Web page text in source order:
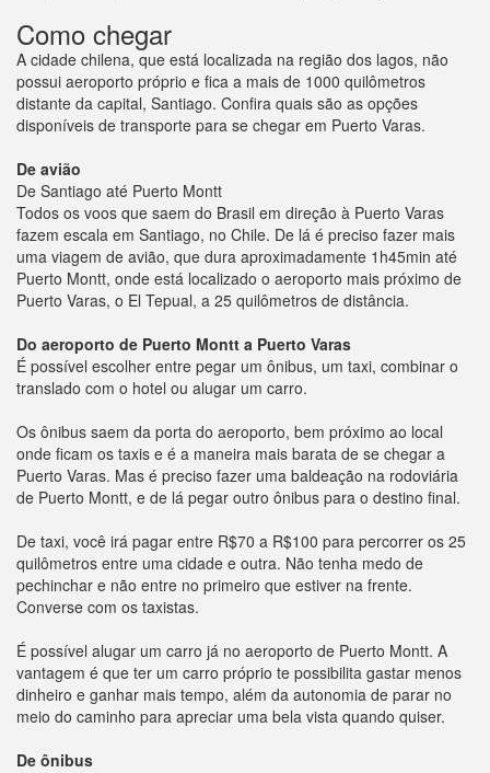
Como chegar
A cidade chilena, que está localizada na região dos lagos, não
possui aeroporto próprio e fica a mais de 1000 quilômetros
distante da capital, Santiago. Confira quais são as opções
disponíveis de transporte para se chegar em Puerto Varas.
De avião
De Santiago até Puerto Montt
Todos os voos que saem do Brasil em direção à Puerto Varas
fazem escala em Santiago, no Chile. De lá é preciso fazer mais
uma viagem de avião, que dura aproximadamente 1h45min até
Puerto Montt, onde está localizado o aeroporto mais próximo de
Puerto Varas, o El Tepual, a 25 quilômetros de distância.
Do aeroporto de Puerto Montt a Puerto Varas
É possível escolher entre pegar um ônibus, um taxi, combinar o
translado com o hotel ou alugar um carro.
Os ônibus saem da porta do aeroporto, bem próximo ao local
onde ficam os taxis e é a maneira mais barata de se chegar a
Puerto Varas. Mas é preciso fazer uma baldeação na rodoviária
de Puerto Montt, e de lá pegar outro ônibus para o destino final.
De taxi, você irá pagar entre R$70 a R$100 para percorrer os 25
quilômetros entre uma cidade e outra. Não tenha medo de
pechinchar e não entre no primeiro que estiver na frente.
Converse com os taxistas.
É possível alugar um carro já no aeroporto de Puerto Montt. A
vantagem é que ter um carro próprio te possibilita gastar menos
dinheiro e ganhar mais tempo, além da autonomia de parar no
meio do caminho para apreciar uma bela vista quando quiser.
De ônibus